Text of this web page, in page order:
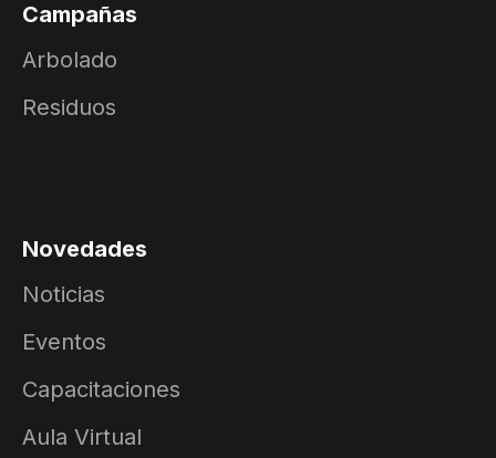
Campañas
Arbolado
Residuos
Novedades
Noticias
Eventos
Capacitaciones
Aula Virtual